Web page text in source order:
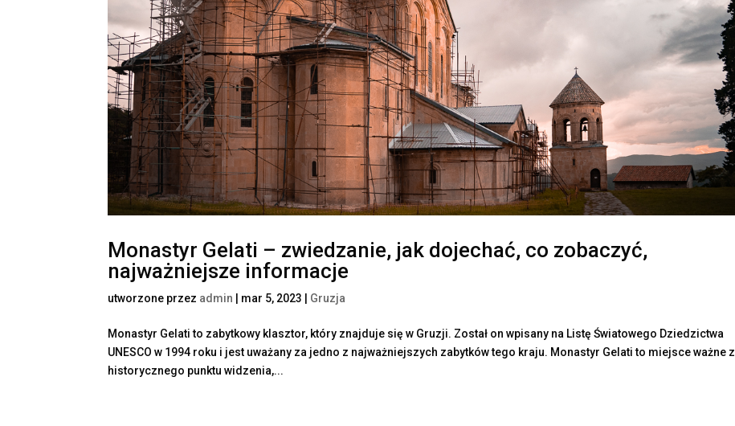
Monastyr Gelati – zwiedzanie, jak dojechać, co zobaczyć,
najważniejsze informacje
utworzone przez admin mar 5, 2023 Gruzja
Monastyr Gelati to zabytkowy klasztor, który znajduje się w Gruzji. Został on wpisany na Listę Światowego Dziedzictwa
UNESCO w 1994 roku i jest uważany za jedno z najważniejszych zabytków tego kraju. Monastyr Gelati to miejsce ważne z
historycznego punktu widzenia,...